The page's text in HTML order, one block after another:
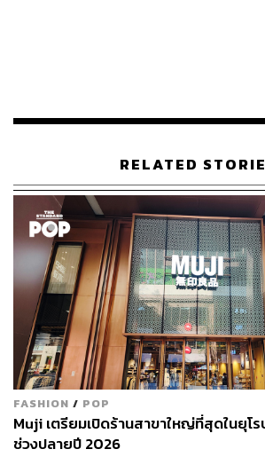
RELATED
FASHION / POP
Muji เตรียมเปิดร้านสาขาใหญ่ที่สุดในยุโ
ช่วงปลายปี 2026